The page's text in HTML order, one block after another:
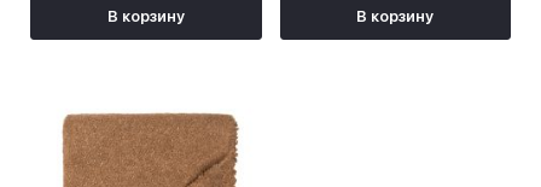
В корзину В корзину